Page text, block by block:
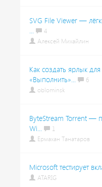
SVG File Viewer —
...
4
Алексей Михайлин
Как создать ярлык
«Выполнить»...
6
oblominsk
ByteStream Torrent —
Wi...
1
Ермахан Танатаров
Microsoft тестирует
ATARIG